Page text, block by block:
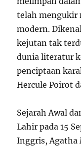
telah mengukir
modern.
kejutan tak
dunia literatur
penciptaan
Hercule Poirot
Sejarah Awal
Lahir pada 15
Inggris, Agatha